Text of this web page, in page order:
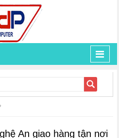
An giao hàng tận nơi